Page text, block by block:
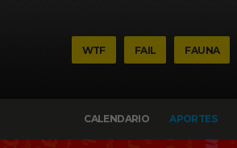
WTF FAIL FAUNA
CALENDARIO
APORTES